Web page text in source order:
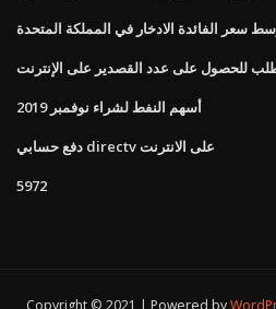
​​سعر الفائدة الادخار في المملكة المتحدة
للحصول على عدد القصدير على الإنترنت
أسهم النفط لشراء نوفمبر 2019
دفع حسابي directv على الانترنت
5972